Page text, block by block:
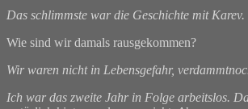
Das schlimmste war die Geschichte mit Karev.
Wie sind wir damals rausgekommen?
Wir waren nicht in Lebensgefahr,
Ich war das zweite Jahr in Folge arbeitslos.